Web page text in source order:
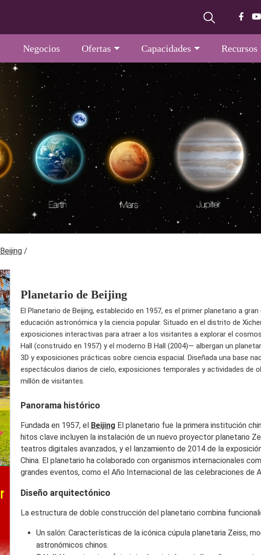
Negocios Ofertas Capacidades Recursos
Beijing /
Planetario de Beijing
El Planetario de Beijing, establecido en 1957, es el primer planetario a
educación astronómica y la ciencia popular. Situado en el distrito de
exposiciones interactivas para atraer a los visitantes a explorar el
Hall (construido en 1957) y el moderno B Hall (2004)— albergan un
3D y exposiciones prácticas sobre ciencia espacial. Diseñada una base
espectáculos diarios de cielo, exposiciones temporales y actividades de
millón de visitantes.
Panorama histórico
Fundada en 1957, el Beijing El planetario fue la primera institución
hitos clave incluyen la instalación de un nuevo proyector planetario
teatros digitales avanzados, y el lanzamiento de 2014 de la
China. El planetario ha colaborado con organismos internacionales
grandes eventos, como el Año Internacional de las celebraciones de
Diseño arquitectónico
La estructura de doble construcción del planetario combina
Un salón: Características de la icónica cúpula planetaria Zeiss,
astronómicos chinos.